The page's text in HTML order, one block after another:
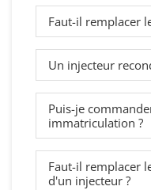
Faut-il remplacer
Un injecteur
Puis-je
immatriculation ?
Faut-il remplacer
d'un injecteur ?